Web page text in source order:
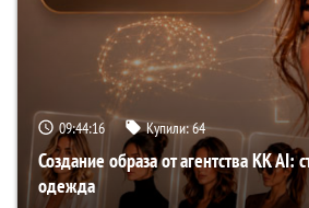
09:44:15 Купили:64
Создание образа от агентства KK AI:
одежда